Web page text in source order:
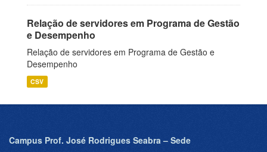
Relação de servidores em Programa de Gestão
e Desempenho
Relação de servidores em Programa de Gestão e
Desempenho
CSV
Campus Prof. José Rodrigues Seabra – Sede